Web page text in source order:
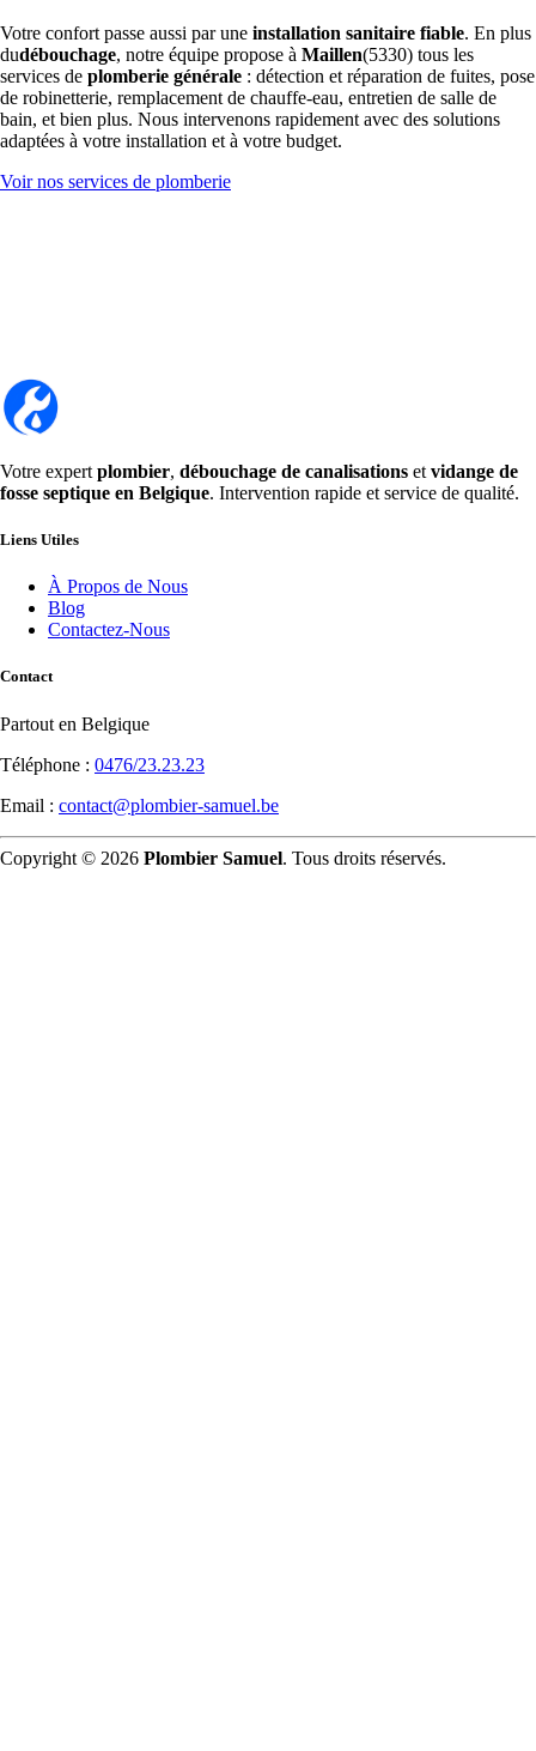
Votre confort passe aussi par une installation sanitaire fiable. En plus
dudébouchage, notre équipe propose à Maillen(5330) tous les
services de plomberie générale : détection et réparation de fuites, pose
de robinetterie, remplacement de chauffe-eau, entretien de salle de
bain, et bien plus. Nous intervenons rapidement avec des solutions
adaptées à votre installation et à votre budget.
Voir nos services de plomberie
Votre expert plombier, débouchage de canalisations et vidange de
fosse septique en Belgique. Intervention rapide et service de qualité.
Liens Utiles
À Propos de Nous
Blog
Contactez-Nous
Contact
Partout en Belgique
Téléphone : 0476/23.23.23
Email : contact@plombier-samuel.be
Copyright © 2026 Plombier Samuel. Tous droits réservés.